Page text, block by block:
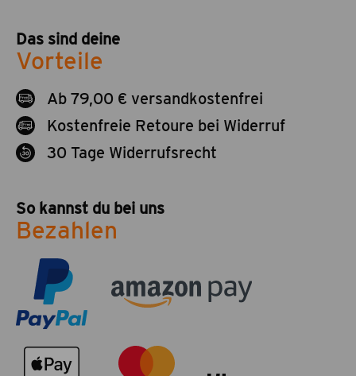
Das sind deine
Vorteile
Ab 79,00 € versandkostenfrei
Kostenfreie Retoure bei Widerruf
30 Tage Widerrufsrecht
So kannst du bei uns
Bezahlen